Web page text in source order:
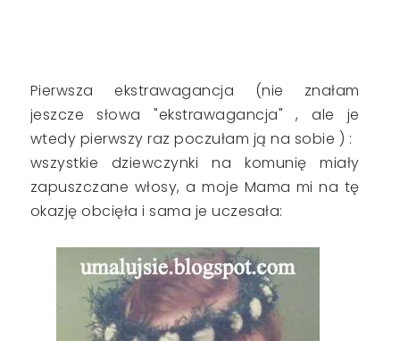
Pierwsza ekstrawagancja (nie znałam
jeszcze słowa "ekstrawagancja" , ale je
wtedy pierwszy raz poczułam ją na sobie ) :
wszystkie dziewczynki na komunię miały
zapuszczane włosy, a moje Mama mi na tę
okazję obcięła i sama je uczesała: